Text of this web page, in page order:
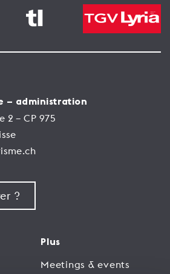
– administration
2 – CP 975
?
Plus
Meetings & events